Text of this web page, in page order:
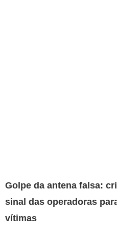
Golpe da antena falsa:
sinal das operadoras
vítimas